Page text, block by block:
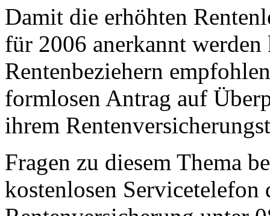
Damit die erhöhten
für 2006 anerkannt
Rentenbeziehern
formlosen Antrag auf
ihrem
Fragen zu diesem Thema
kostenlosen Servicetelefon